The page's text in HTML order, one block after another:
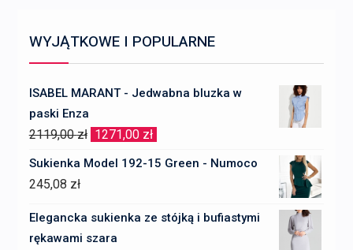
WYJĄTKOWE I POPULARNE
ISABEL MARANT - Jedwabna bluzka w
paski Enza
2119,00zł Pierwotna
cena
1271,00 zł
cena
Sukienka Model 192-15 Green - Numoco
245,08 zł
Elegancka sukienka ze stójką i bufiastymi
rękawami szara